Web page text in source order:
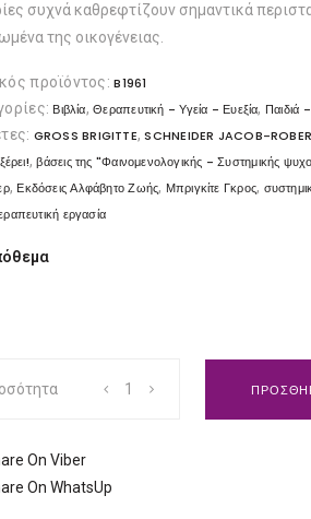
συχνά καθρεφτίζουν σημαντικά
της οικογένειας.
προϊόντος:B1961
Βιβλία,Θεραπευτική - Υγεία - Ευεξία, Παιδιά
GROSS BRIGITTE,SCHNEIDER JACOB-
,βάσεις της "Φαινομενολογικής - Συστημικής
, Εκδόσεις Αλφάβητο Ζωής, Μπριγκίτε Γκρος,
εργασία
On Viber
On WhatsUp